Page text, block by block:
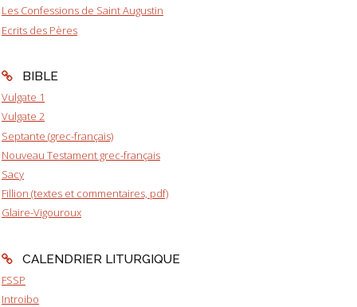
Les Confessions de Saint Augustin
Ecrits des Pères
BIBLE
Vulgate 1
Vulgate 2
Septante (grec-français)
Nouveau Testament grec-français
Sacy
Fillion (textes et commentaires, pdf)
Glaire-Vigouroux
CALENDRIER LITURGIQUE
FSSP
Introibo